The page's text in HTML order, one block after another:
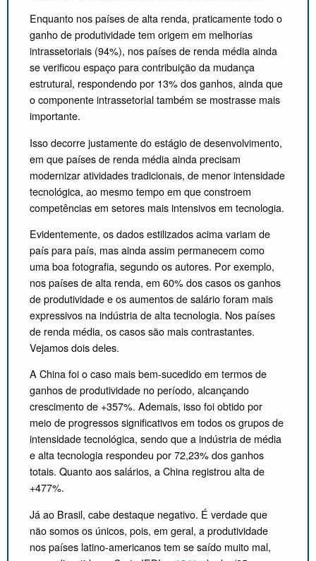
Enquanto nos países de alta renda, praticamente todo o
ganho de produtividade tem origem em melhorias
intrassetoriais (94%), nos países de renda média ainda
se verificou espaço para contribuição da mudança
estrutural, respondendo por 13% dos ganhos, ainda que
o componente intrassetorial também se mostrasse mais
importante.
Isso decorre justamente do estágio de desenvolvimento,
em que países de renda média ainda precisam
modernizar atividades tradicionais, de menor intensidade
tecnológica, ao mesmo tempo em que constroem
competências em setores mais intensivos em tecnologia.
Evidentemente, os dados estilizados acima variam de
país para país, mas ainda assim permanecem como
uma boa fotografia, segundo os autores. Por exemplo,
nos países de alta renda, em 60% dos casos os ganhos
de produtividade e os aumentos de salário foram mais
expressivos na indústria de alta tecnologia. Nos países
de renda média, os casos são mais contrastantes.
Vejamos dois deles.
A China foi o caso mais bem-sucedido em termos de
ganhos de produtividade no período, alcançando
crescimento de +357%. Ademais, isso foi obtido por
meio de progressos significativos em todos os grupos de
intensidade tecnológica, sendo que a indústria de média
e alta tecnologia respondeu por 72,23% dos ganhos
totais. Quanto aos salários, a China registrou alta de
+477%.
Já ao Brasil, cabe destaque negativo. É verdade que
não somos os únicos, pois, em geral, a produtividade
nos países latino-americanos tem se saído muito mal,